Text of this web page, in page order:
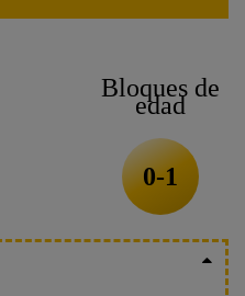
Bloques de
edad
0-1